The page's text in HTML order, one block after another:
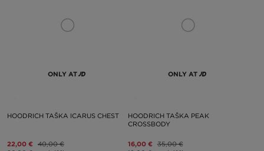
ONLY AT
HOODRICH TAŠKA ICARUS CHEST
22,00 € 40,00 €
ONLY AT
HOODRICH TAŠKA PEAK
CROSSBODY
16,00 € 35,00 €